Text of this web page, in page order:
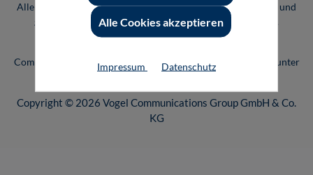
Alle Preise inkl. gesetzl. Mehrwertsteuer zzgl.Versandkosten
und
ggf. Nachnahmegebühren, wenn nicht anders angegeben.
Communications Group. Unser gesamtes Angebot finden Sie unter
Copyright © 2026 Vogel Communications Group GmbH & Co.
KG
Alle Cookies akzeptieren
Impressum Datenschutz